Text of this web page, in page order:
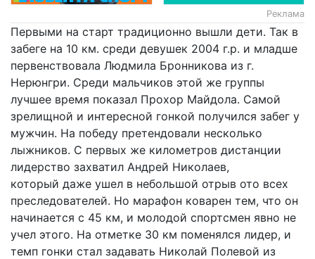
Реклама
Первыми на старт традиционно вышли дети. Так в
забеге на 10 км. среди девушек 2004 г.р. и младше
первенствовала Людмила Бронникова из г.
Нерюнгри. Среди мальчиков этой же группы
лучшее время показал Прохор Майдола. Самой
зрелищной и интересной гонкой получился забег у
мужчин. На победу претендовали несколько
лыжников. С первых же километров дистанции
лидерство захватил Андрей Николаев,
который даже ушел в небольшой отрыв ото всех
преследователей. Но марафон коварен тем, что он
начинается с 45 км, и молодой спортсмен явно не
учел этого. На отметке 30 км поменялся лидер, и
темп гонки стал задавать Николай Полевой из